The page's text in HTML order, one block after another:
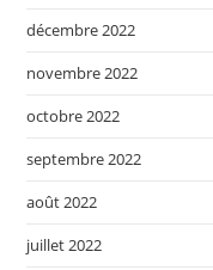
décembre 2022
novembre 2022
octobre 2022
septembre 2022
août 2022
juillet 2022